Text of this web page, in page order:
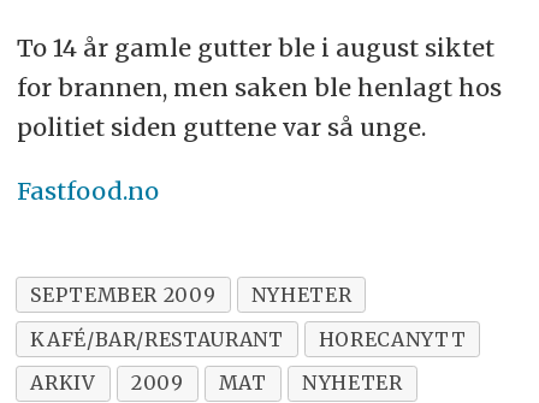
To 14 år gamle gutter ble i august siktet
for brannen, men saken ble henlagt hos
politiet siden guttene var så unge.
Fastfood.no
SEPTEMBER 2009
NYHETER
KAFÉ/BAR/RESTAURANT
HORECANYTT
ARKIV
2009 MAT
NYHETER